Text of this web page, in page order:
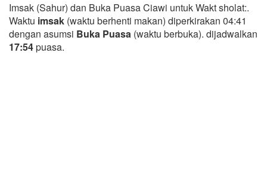
Imsak (Sahur) dan Buka Puasa Ciawi untuk Wakt sholat:.
Waktu imsak (waktu berhenti makan) diperkirakan 04:41
dengan asumsi Buka Puasa (waktu berbuka). dijadwalkan
17:54puasa.